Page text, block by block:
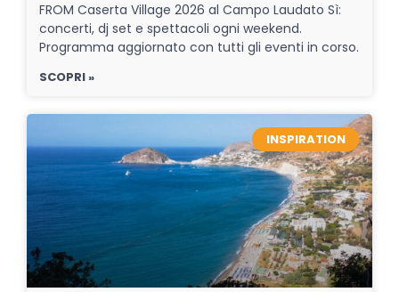
FROM Caserta Village 2026 al Campo Laudato Sì:
concerti, dj set e spettacoli ogni weekend.
Programma aggiornato con tutti gli eventi in corso.
SCOPRI »
INSPIRATION